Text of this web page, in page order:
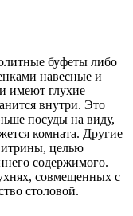
буфеты либо
навесные и
имеют глухие
внутри. Это
посуды на виду,
комната. Другие
целью
содержимого.
совмещенных с
столовой.